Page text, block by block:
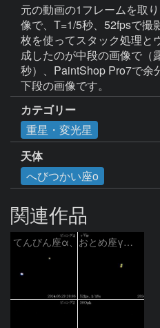
元の動画の1フレームを取
像で、T=1/5秒、52fpsで撮
枚を使ってスタック処理と
成したのが中段の画像で（
秒）、PaintShop Pro7で余
下段の画像です。
カテゴリー
重星・変光星
天体
へびつかい座ο
関連作品
てんびん座α、おとめ座γ、へびつかい座ο、36番星